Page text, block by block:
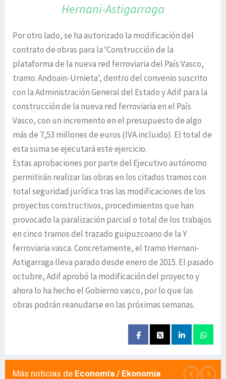
Hernani-Astigarraga
Por otro lado, se ha autorizado la modificación del
contrato de obras para la ‘Construcción de la
plataforma de la nueva red ferroviaria del País Vasco,
tramo: Andoain-Urnieta’, dentro del convenio suscrito
con la Administración General del Estado y Adif para la
construcción de la nueva red ferroviaria en el País
Vasco, con un incremento en el presupuesto de algo
más de 7,53 millones de euros (IVA incluido). El total de
esta suma se ejecutará este ejercicio.
Estas aprobaciones por parte del Ejecutivo autónomo
permitirán realizar las obras en los citados tramos con
total seguridad jurídica tras las modificaciones de los
proyectos constructivos, procedimientos que han
provocado la paralización parcial o total de los trabajos
en cinco tramos del trazado guipuzcoano de la Y
ferroviaria vasca. Concretamente, el tramo Hernani-
Astigarraga lleva parado desde enero de 2015. El pasado
octubre, Adif aprobó la modificación del proyecto y
ahora lo ha hecho el Gobierno vasco, por lo que las
obras podrán reanudarse en las próximas semanas.
Más noticias de Economía / Ekonomia